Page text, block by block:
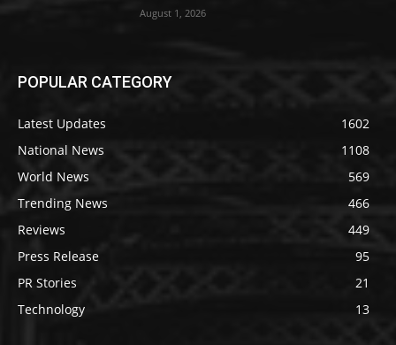
August 1, 2026
POPULAR CATEGORY
Latest Updates
1602
National News
1108
World News
569
Trending News
466
Reviews
449
Press Release
95
PR Stories
21
Technology
13